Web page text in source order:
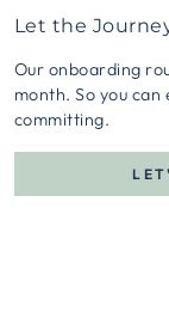
Let the
Our onboarding
month. So you
committing.